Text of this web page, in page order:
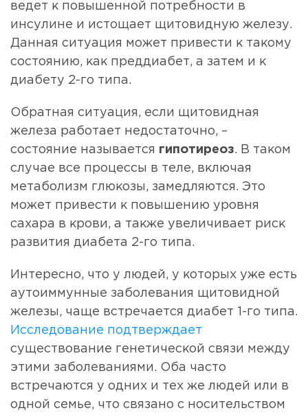
ведет к повышенной потребности в
инсулине и истощает щитовидную железу.
Данная ситуация может привести к такому
состоянию, как преддиабет, а затем и к
диабету 2-го типа.
Обратная ситуация, если щитовидная
железа работает недостаточно, –
состояние называется гипотиреоз. В таком
случае все процессы в теле, включая
метаболизм глюкозы, замедляются. Это
может привести к повышению уровня
сахара в крови, а также увеличивает риск
развития диабета 2-го типа.
Интересно, что у людей, у которых уже есть
аутоиммунные заболевания щитовидной
железы, чаще встречается диабет 1-го типа.
Исследование подтверждает
существование генетической связи между
этими заболеваниями. Оба часто
встречаются у одних и тех же людей или в
одной семье, что связано с носительством